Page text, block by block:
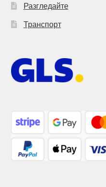
Разгледайте
Транспорт